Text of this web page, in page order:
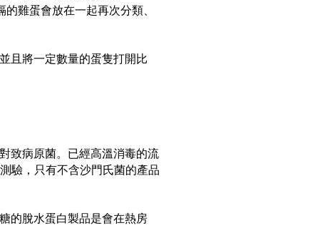
雞蛋會放在一起再次分類、
且將一定數量的蛋隻打開比
致病原菌。已經高溫消毒的流
驗，只有不含沙門氏菌的產品
的脫水蛋白製品是會在熱房